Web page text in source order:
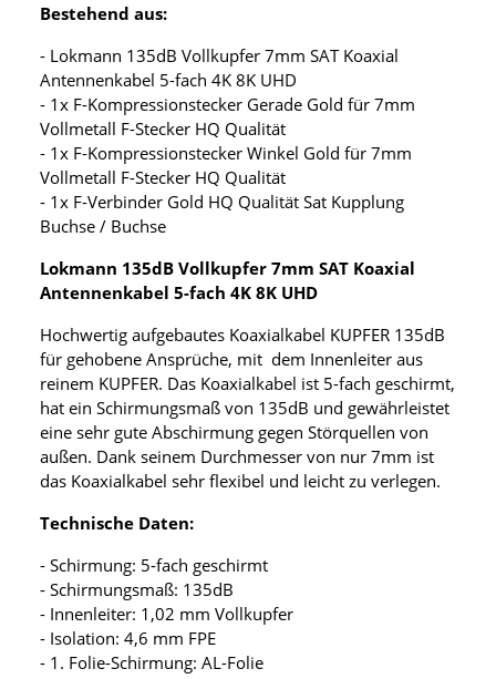
Bestehend aus:
- Lokmann 135dB Vollkupfer 7mm SAT Koaxial
Antennenkabel 5-fach 4K 8K UHD
- 1x F-Kompressionstecker Gerade Gold für 7mm
Vollmetall F-Stecker HQ Qualität
- 1x F-Kompressionstecker Winkel Gold für 7mm
Vollmetall F-Stecker HQ Qualität
- 1x F-Verbinder Gold HQ Qualität Sat Kupplung
Buchse / Buchse
Lokmann 135dB Vollkupfer 7mm SAT Koaxial
Antennenkabel 5-fach 4K 8K UHD
Hochwertig aufgebautes Koaxialkabel KUPFER 135dB
für gehobene Ansprüche, mit dem Innenleiter aus
reinem KUPFER. Das Koaxialkabel ist 5-fach geschirmt,
hat ein Schirmungsmaß von 135dB und gewährleistet
eine sehr gute Abschirmung gegen Störquellen von
außen. Dank seinem Durchmesser von nur 7mm ist
das Koaxialkabel sehr flexibel und leicht zu verlegen.
Technische Daten:
- Schirmung: 5-fach geschirmt
- Schirmungsmaß: 135dB
- Innenleiter: 1,02 mm Vollkupfer
- Isolation: 4,6 mm FPE
- 1. Folie-Schirmung: AL-Folie